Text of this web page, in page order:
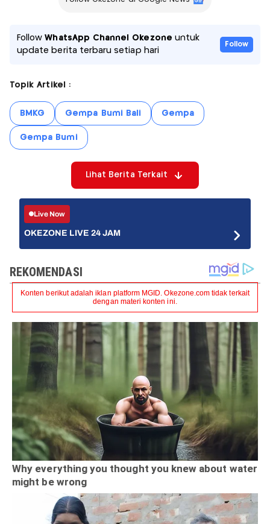
FollowWhatsApp Channel Okezone untuk
update berita terbaru setiap hari
Follow
Topik Artikel :
BMKG Gempa Bumi Bali Gempa
Gempa Bumi
Lihat Berita Terkait
Live Now
OKEZONE LIVE 24 JAM